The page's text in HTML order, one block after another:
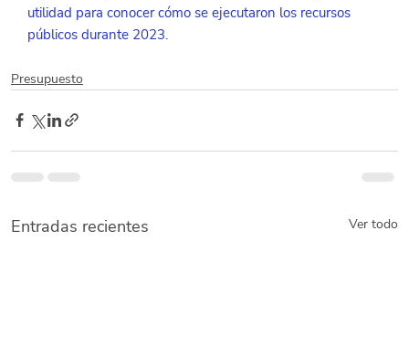
utilidad para conocer cómo se ejecutaron los recursos
públicos durante 2023.
Presupuesto
Entradas recientes Ver todo